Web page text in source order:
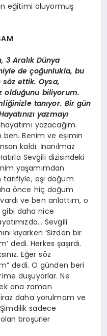
eğitimi oluyormuş
3 Aralık Dünya
de çoğunlukla, bu
ettik. Oysa,
olduğunu biliyorum.
tanıyor. Bir gün
yazmayı
yazacağım.
ben. Benim ve eşimin
kaldı. İnanılmaz
Sevgili dizisindeki
yaşamımdan
tarifiyle, eşi doğum
önce hiç doğum
ve ben anlattım, o
gibi daha nice
Sevgili
kıyarken ‘Sizden bir
dedi. Herkes şaşırdı.
Eğer söz
dedi. O günden beri
düşüyorlar. Ne
ona zaman
daha yorulmam ve
sadece
broşürler